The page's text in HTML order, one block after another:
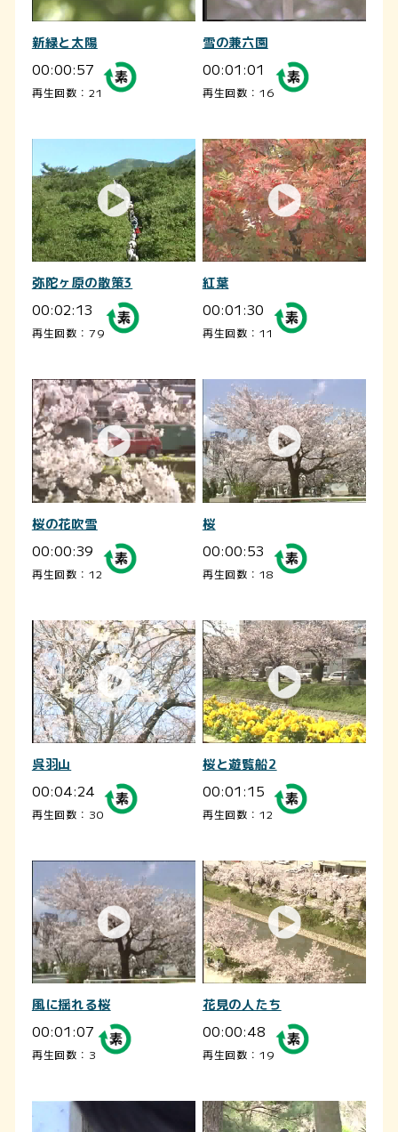
新緑と太陽
00:00:57
再生回数：21
雪の兼六園
00:01:01
再生回数：16
弥陀ヶ原の散策3
00:02:13
再生回数：79
紅葉
00:01:30
再生回数：11
桜の花吹雪
00:00:39
再生回数：12
桜
00:00:53
再生回数：18
呉羽山
00:04:24
再生回数：30
桜と遊覧船2
00:01:15
再生回数：12
風に揺れる桜
00:01:07
再生回数：3
花見の人たち
00:00:48
再生回数：19